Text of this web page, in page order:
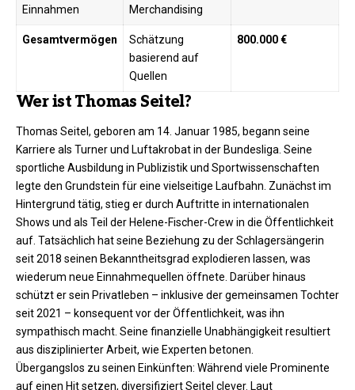
Einnahmen
Merchandising ​
Gesamtvermögen
Schätzung
basierend auf
Quellen
800.000 €
Wer ist Thomas Seitel?
Thomas Seitel, geboren am 14. Januar 1985, begann seine
Karriere als Turner und Luftakrobat in der Bundesliga. Seine
sportliche Ausbildung in Publizistik und Sportwissenschaften
legte den Grundstein für eine vielseitige Laufbahn. Zunächst im
Hintergrund tätig, stieg er durch Auftritte in internationalen
Shows und als Teil der Helene-Fischer-Crew in die Öffentlichkeit
auf. Tatsächlich hat seine Beziehung zu der Schlagersängerin
seit 2018 seinen Bekanntheitsgrad explodieren lassen, was
wiederum neue Einnahmequellen öffnete. Darüber hinaus
schützt er sein Privatleben – inklusive der gemeinsamen Tochter
seit 2021 – konsequent vor der Öffentlichkeit, was ihn
sympathisch macht. Seine finanzielle Unabhängigkeit resultiert
aus disziplinierter Arbeit, wie Experten betonen.
Übergangslos zu seinen Einkünften: Während viele Prominente
auf einen Hit setzen, diversifiziert Seitel clever. Laut